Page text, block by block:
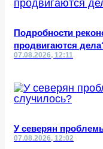
Подробности
продвигаются
07.08.2026, 12:11
У северян
07.08.2026, 12:02